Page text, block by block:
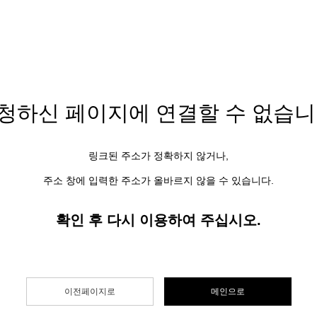
하신 페이지에 연결할 수 없습
링크된 주소가 정확하지 않거나,
주소 창에 입력한 주소가 올바르지 않을 수 있습니다.
확인 후 다시 이용하여 주십시오.
이전페이지로 메인으로